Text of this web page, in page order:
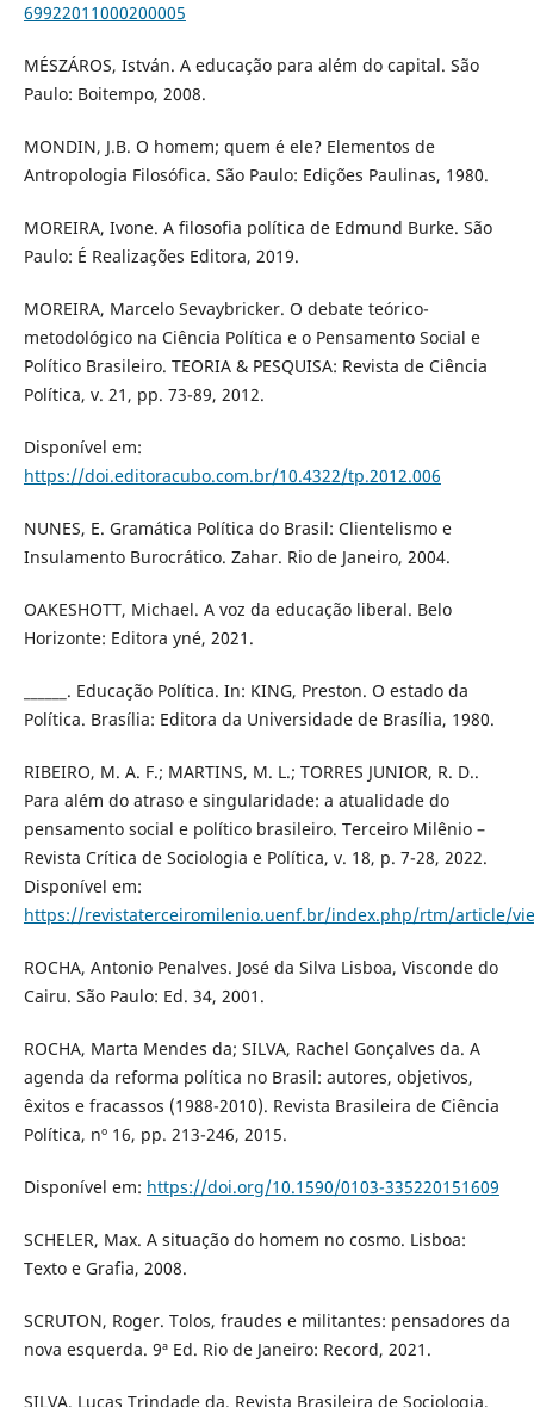
69922011000200005
MÉSZÁROS, István. A educação para além do capital. São
Paulo: Boitempo, 2008.
MONDIN, J.B. O homem; quem é ele? Elementos de
Antropologia Filosófica. São Paulo: Edições Paulinas, 1980.
MOREIRA, Ivone. A filosofia política de Edmund Burke. São
Paulo: É Realizações Editora, 2019.
MOREIRA, Marcelo Sevaybricker. O debate teórico-
metodológico na Ciência Política e o Pensamento Social e
Político Brasileiro. TEORIA & PESQUISA: Revista de Ciência
Política, v. 21, pp. 73-89, 2012.
Disponível em:
https://doi.editoracubo.com.br/10.4322/tp.2012.006
NUNES, E. Gramática Política do Brasil: Clientelismo e
Insulamento Burocrático. Zahar. Rio de Janeiro, 2004.
OAKESHOTT, Michael. A voz da educação liberal. Belo
Horizonte: Editora yné, 2021.
______. Educação Política. In: KING, Preston. O estado da
Política. Brasília: Editora da Universidade de Brasília, 1980.
RIBEIRO, M. A. F.; MARTINS, M. L.; TORRES JUNIOR, R. D..
Para além do atraso e singularidade: a atualidade do
pensamento social e político brasileiro. Terceiro Milênio –
Revista Crítica de Sociologia e Política, v. 18, p. 7-28, 2022.
Disponível em:
https://revistaterceiromilenio.uenf.br/index.php/rtm/article/
ROCHA, Antonio Penalves. José da Silva Lisboa, Visconde do
Cairu. São Paulo: Ed. 34, 2001.
ROCHA, Marta Mendes da; SILVA, Rachel Gonçalves da. A
agenda da reforma política no Brasil: autores, objetivos,
êxitos e fracassos (1988-2010). Revista Brasileira de Ciência
Política, nº 16, pp. 213-246, 2015.
Disponível em: https://doi.org/10.1590/0103-335220151609
SCHELER, Max. A situação do homem no cosmo. Lisboa:
Texto e Grafia, 2008.
SCRUTON, Roger. Tolos, fraudes e militantes: pensadores da
nova esquerda. 9ª Ed. Rio de Janeiro: Record, 2021.
SILVA, Lucas Trindade da. Revista Brasileira de Sociologia,